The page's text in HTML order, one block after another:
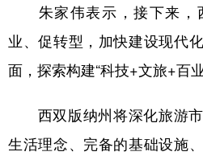
朱家伟表示，接下来，
业、促转型，加快建设现代
面，探索构建“科技+文旅+百
西双版纳州将深化旅游市
生活理念、完备的基础设施